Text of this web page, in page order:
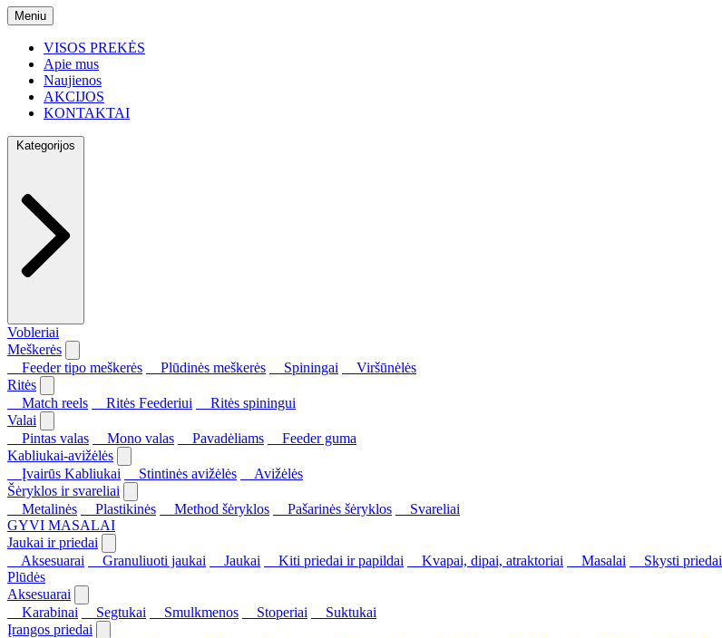
Meniu
VISOS PREKĖS
Apie mus
Naujienos
AKCIJOS
KONTAKTAI
Kategorijos
Vobleriai
Meškerės
Feeder tipo meškerės
Plūdinės meškerės Spiningai
Viršūnėlės
Ritės
Match reels
Ritės Feederiui
Ritės spiningui
Valai
Pintas valas
Mono valas Pavadėliams
Feeder guma
Kabliukai-avižėlės
Įvairūs Kabliukai
Stintinės avižėlės
Avižėlės
Šėryklos ir svareliai
Metalinės
Plastikinės Method šėryklos Pašarinės šėryklos
Svareliai
GYVI MASALAI
Jaukai ir priedai
Aksesuarai
Granuliuoti jaukai Jaukai Kiti priedai ir papildai Kvapai, dipai, atraktoriai Masalai
Skysti priedai
Plūdės
Aksesuarai
Karabinai
Segtukai Smulkmenos Stoperiai
Suktukai
Įrangos priedai